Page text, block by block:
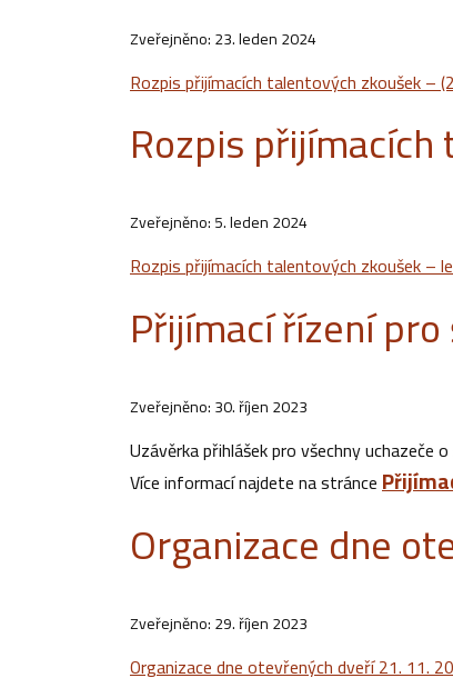
Zveřejněno: 23. leden 2024
Rozpis přijímacích talentových zkoušek –
Rozpis
Zveřejněno: 5. leden 2024
Rozpis přijímacích talentových zkoušek –
Přijímací řízení
Zveřejněno: 30. říjen 2023
Uzávěrka přihlášek pro všechny uchazeče
Více informací najdete na stránce
Organizace dne
Zveřejněno: 29. říjen 2023
Organizace dne otevřených dveří 21. 11.